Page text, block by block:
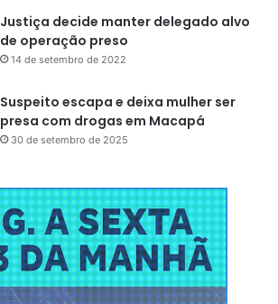
Justiça decide manter delegado alvo
de operação preso
14 de setembro de 2022
Suspeito escapa e deixa mulher ser
presa com drogas em Macapá
30 de setembro de 2025